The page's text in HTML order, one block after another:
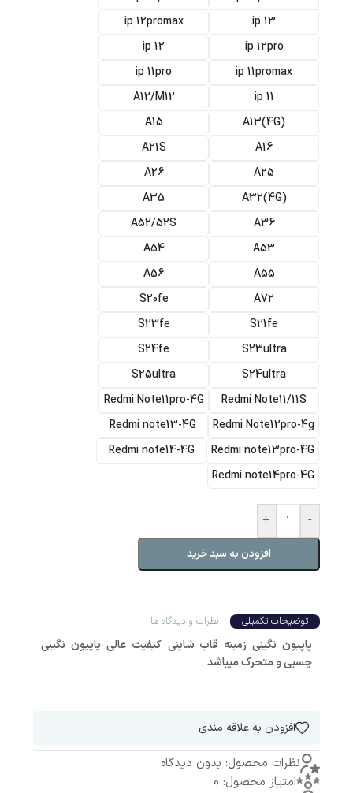
ip 13
ip 12promax
ip 12pro
ip 12
ip 11promax
ip 11pro
ip 11
A12/M12
(A13(4G
A15
A16
A21S
A25
A26
(A32(4G
A35
A36
A52/52S
A53
A54
A55
A56
A72
S20fe
S21fe
S23fe
S23ultra
S24fe
S24ultra
S25ultra
Redmi Note11/11S
Redmi Note11pro-4G
Redmi Note12pro-4g
Redmi note13-4G
Redmi note13pro-4G
Redmi note14-4G
Redmi note14pro-4G
-
+
افزودن به سبد خرید
توضیحات تکمیلی نظرات و دیدگاه ها
پاپیون نگینی زمینه قاب شاینی کیفیت عالی پاپیون نگینی
چسبی و متحرک میباشد
افزودن به علاقه مندی
نظرات محصول: بدون دیدگاه
امتیاز محصول: 0